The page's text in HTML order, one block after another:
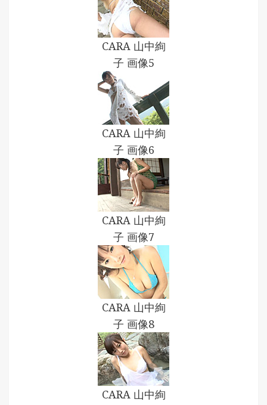
CARA 山中絢
子 画像5
CARA 山中絢
子 画像6
CARA 山中絢
子 画像7
CARA 山中絢
子 画像8
CARA 山中絢